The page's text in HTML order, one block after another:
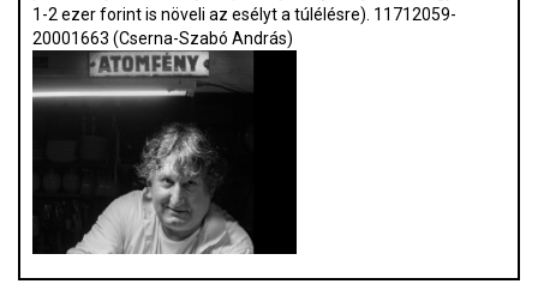
1-2 ezer forint is növeli az esélyt a túlélésre). 11712059-
20001663 (Cserna-Szabó András)